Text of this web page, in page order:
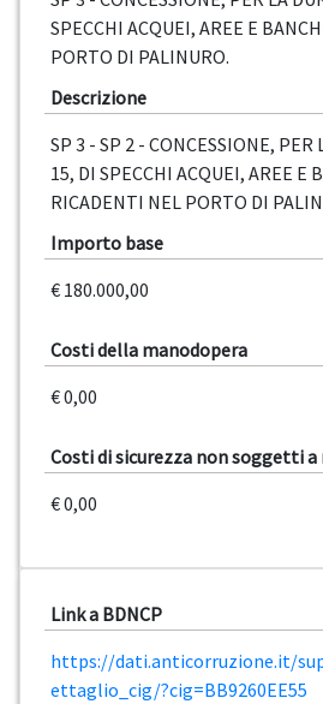
SPECCHI ACQUEI, AREE E
PORTO DI PALINURO.
Descrizione
SP 3 - SP 2 - CONCESSIONE, PER
15, DI SPECCHI ACQUEI, AREE E
RICADENTI NEL PORTO DI
Importo base
€ 180.000,00
Costi della manodopera
€ 0,00
Costi di sicurezza non soggetti a
€ 0,00
Link a BDNCP
https://dati.anticorruzione.it/
ettaglio_cig/?cig=BB9260EE55